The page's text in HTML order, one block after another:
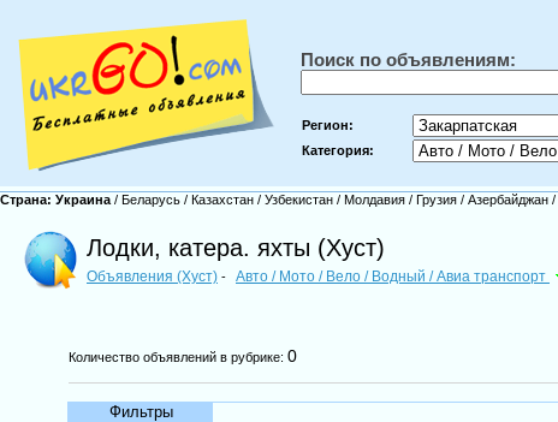
Поиск по объявлениям:
Регион:
Категория:
Страна: Украина / Беларусь / Казахстан / Узбекистан / Молдавия / Грузия / Азербайджан /
Лодки, катера. яхты (Хуст)
Объявления (Хуст) - Авто / Мото / Вело / Водный / Авиа транспорт
Количество объявлений в рубрике:0
Фильтры